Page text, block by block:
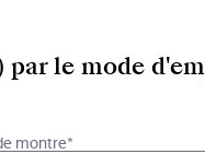
par le mode
montre*